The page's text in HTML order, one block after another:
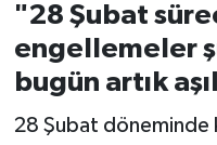
"28 Şubat
engellemeler
bugün artık
28 Şubat döneminde